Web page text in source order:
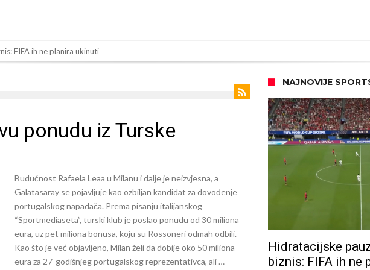
FIFA ih ne planira ukinuti
Sinner i Alcaraz odustaju, a Zverev se odmah “raspao”
Madrid. Ovo su tri nova pravila
miliona eura?
nasilje. Prijeti mu 18 mjeseci zatvora
od 600 dana. Odmah ide na posudbu?
Premier ligu!
ponudu iz Turske
Budućnost Rafaela Leaa u Milanu i dalje je neizvjesna, a
Galatasaray se pojavljuje kao ozbiljan kandidat za dovođenje
portugalskog napadača. Prema pisanju italijanskog
“Sportmediaseta”, turski klub je poslao ponudu od 30 miliona
eura, uz pet miliona bonusa, koju su Rossoneri odmah odbili.
Kao što je već objavljeno, Milan želi da dobije oko 50 miliona
eura za 27-godišnjeg portugalskog reprezentativca, ali …
NAJNOVIJE
Hidratacijske
biznis: FIFA ih ne